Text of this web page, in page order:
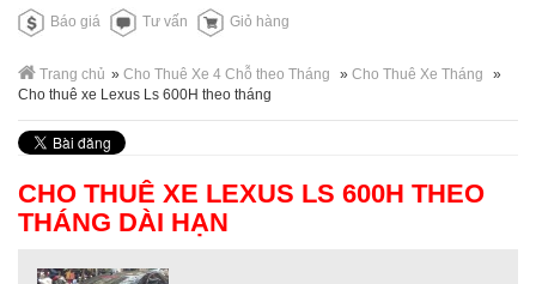
Báo giá Tư vấn Giỏ hàng
Trang chủ » Cho Thuê Xe 4 Chỗ theo Tháng » Cho Thuê Xe Tháng
»
Cho thuê xe Lexus Ls 600H theo tháng
CHO THUÊ XE LEXUS LS 600H THEO
THÁNG DÀI HẠN